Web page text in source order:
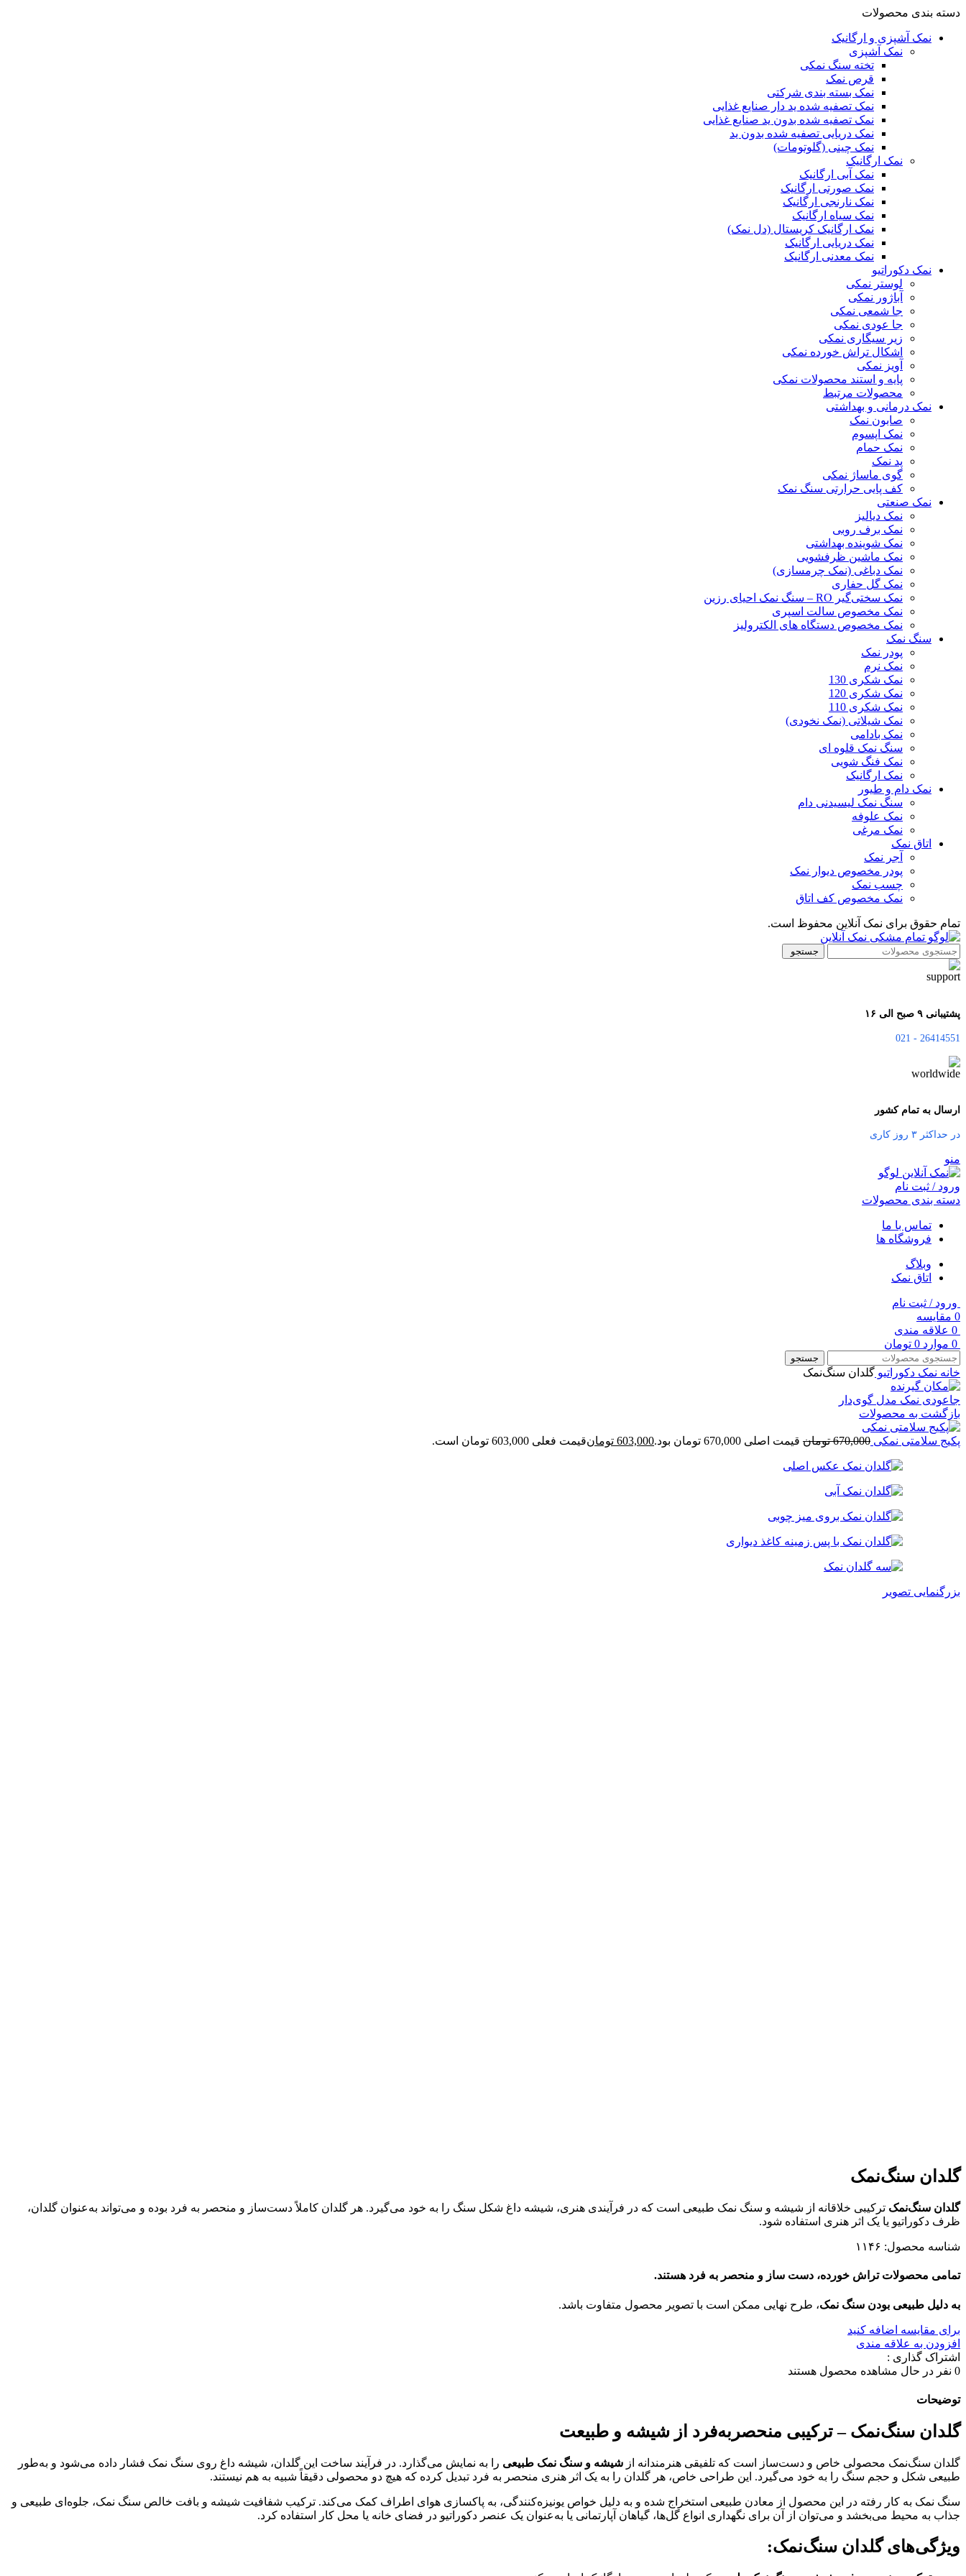
دسته بندی محصولات
نمک آشپزی و ارگانیک
نمک آشپزی
تخته سنگ نمکی
قرص نمک
نمک بسته بندی شرکتی
نمک تصفیه شده ید دار صنایع غذایی
نمک تصفیه شده بدون ید صنایع غذایی
نمک دریایی تصفیه شده بدون ید
نمک چینی (گلوتومات)
نمک ارگانیک
نمک آبی ارگانیک
نمک صورتی ارگانیک
نمک نارنجی ارگانیک
نمک سیاه ارگانیک
نمک ارگانیک کریستال (دل نمک)
نمک دریایی ارگانیک
نمک معدنی ارگانیک
نمک دکوراتیو
لوستر نمکی
آباژور نمکی
جا شمعی نمکی
جا عودی نمکی
زیر سیگاری نمکی
اشکال تراش خورده نمکی
آویز نمکی
پایه و استند محصولات نمکی
محصولات مرتبط
نمک درمانی و بهداشتی
صابون نمک
نمک اپسوم
نمک حمام
پد نمک
گوی ماساژ نمکی
کف پایی حرارتی سنگ نمک
نمک صنعتی
نمک دیالیز
نمک برف روبی
نمک شوینده بهداشتی
نمک ماشین ظرفشویی
نمک دباغی (نمک چرمسازی)
نمک گل حفاری
نمک سختی‌گیر RO – سنگ نمک احیای رزین
نمک مخصوص سالت اسپری
نمک مخصوص دستگاه های الکترولیز
سنگ نمک
پودر نمک
نمک نرم
نمک شکری 130
نمک شکری 120
نمک شکری 110
نمک شیلاتی (نمک نخودی)
نمک بادامی
سنگ نمک قلوه ای
نمک فنگ شویی
نمک ارگانیک
نمک دام و طیور
سنگ نمک لیسیدنی دام
نمک علوفه
نمک مرغی
اتاق نمک
آجر نمک
پودر مخصوص دیوار نمک
چسب نمک
نمک مخصوص کف اتاق
تمام حقوق برای نمک آنلاین محفوظ است.
جستجو
پشتیبانی ۹ صبح الی ۱۶
26414551 - 021
ارسال به تمام کشور
در حداکثر ۳ روز کاری
منو
ورود / ثبت نام
دسته بندی محصولات
تماس با ما
فروشگاه ها
وبلاگ
اتاق نمک
ورود / ثبت نام
0 مقایسه
0 علاقه مندی
0 موارد 0 تومان
جستجو
خانه نمک دکوراتیو گلدان سنگ‌نمک
جاعودی نمک مدل گوی‌دار
بازگشت به محصولات
پکیج سلامتی نمکی 670,000 تومان قیمت اصلی 670,000 تومان بود. 603,000 تومانقیمت فعلی 603,000 تومان است.
بزرگنمایی تصویر
گلدان سنگ‌نمک
گلدان سنگ‌نمک ترکیبی خلاقانه از شیشه و سنگ نمک طبیعی است که در فرآیندی هنری، شیشه داغ شکل سنگ را به خود می‌گیرد. هر گلدان کاملاً دست‌ساز و منحصر به فرد بوده و می‌تواند به‌عنوان گلدان،
ظرف دکوراتیو یا یک اثر هنری استفاده شود.
شناسه محصول: ۱۱۴۶
تمامی محصولات تراش خورده، دست ساز و منحصر به فرد هستند.
به دلیل طبیعی بودن سنگ نمک، طرح نهایی ممکن است با تصویر محصول متفاوت باشد.
برای مقایسه اضافه کنید
افزودن به علاقه مندی
اشتراک گذاری :
0 نفر در حال مشاهده محصول هستند
توضیحات
گلدان سنگ‌نمک – ترکیبی منحصربه‌فرد از شیشه و طبیعت
گلدان سنگ‌نمک محصولی خاص و دست‌ساز است که تلفیقی هنرمندانه از شیشه و سنگ نمک طبیعی را به نمایش می‌گذارد. در فرآیند ساخت این گلدان، شیشه داغ روی سنگ نمک فشار داده می‌شود و به‌طور
طبیعی شکل و حجم سنگ را به خود می‌گیرد. این طراحی خاص، هر گلدان را به یک اثر هنری منحصر به فرد تبدیل کرده که هیچ دو محصولی دقیقاً شبیه به هم نیستند.
سنگ نمک به کار رفته در این محصول از معادن طبیعی استخراج شده و به دلیل خواص یونیزه‌کنندگی، به پاکسازی هوای اطراف کمک می‌کند. ترکیب شفافیت شیشه و بافت خالص سنگ نمک، جلوه‌ای طبیعی و
جذاب به محیط می‌بخشد و می‌توان از آن برای نگهداری انواع گل‌ها، گیاهان آپارتمانی یا به‌عنوان یک عنصر دکوراتیو در فضای خانه یا محل کار استفاده کرد.
ویژگی‌های گلدان سنگ‌نمک: